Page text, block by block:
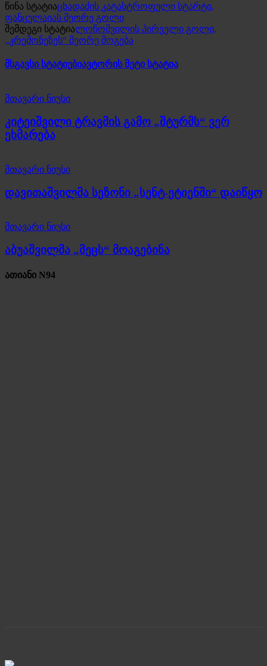
წინა სტატიაცხადაძის კატასტროფული სტარტი,
ფანცულაიას მეორე გოლი
შემდეგი სტატიალოჩოშვილის პირველი გოლი,
„კრემონეზეს“ მეორე მოგება
მსგავსი სტატიებიავტორის მეტი სტატია
მთავარი ნიუსი
კიტეიშვილი ტრავმის გამო „შტურმს“ ვერ
ეხმარება
მთავარი ნიუსი
დავითაშვილმა სეზონი „სენტ-ეტიენში“ დაიწყო
მთავარი ნიუსი
აბუაშვილმა „მეცს“ მოაგებინა
ათიანი N94